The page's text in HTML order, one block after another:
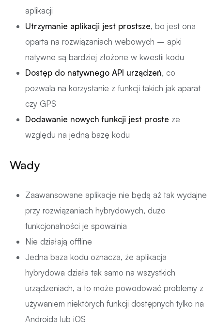
aplikacji
Utrzymanie aplikacji jest prostsze, bo jest ona
oparta na rozwiązaniach webowych – apki
natywne są bardziej złożone w kwestii kodu
Dostęp do natywnego API urządzeń, co
pozwala na korzystanie z funkcji takich jak aparat
czy GPS
Dodawanie nowych funkcji jest proste ze
względu na jedną bazę kodu
Wady
Zaawansowane aplikacje nie będą aż tak wydajne
przy rozwiązaniach hybrydowych, dużo
funkcjonalności je spowalnia
Nie działają offline
Jedna baza kodu oznacza, że aplikacja
hybrydowa działa tak samo na wszystkich
urządzeniach, a to może powodować problemy z
używaniem niektórych funkcji dostępnych tylko na
Androida lub iOS